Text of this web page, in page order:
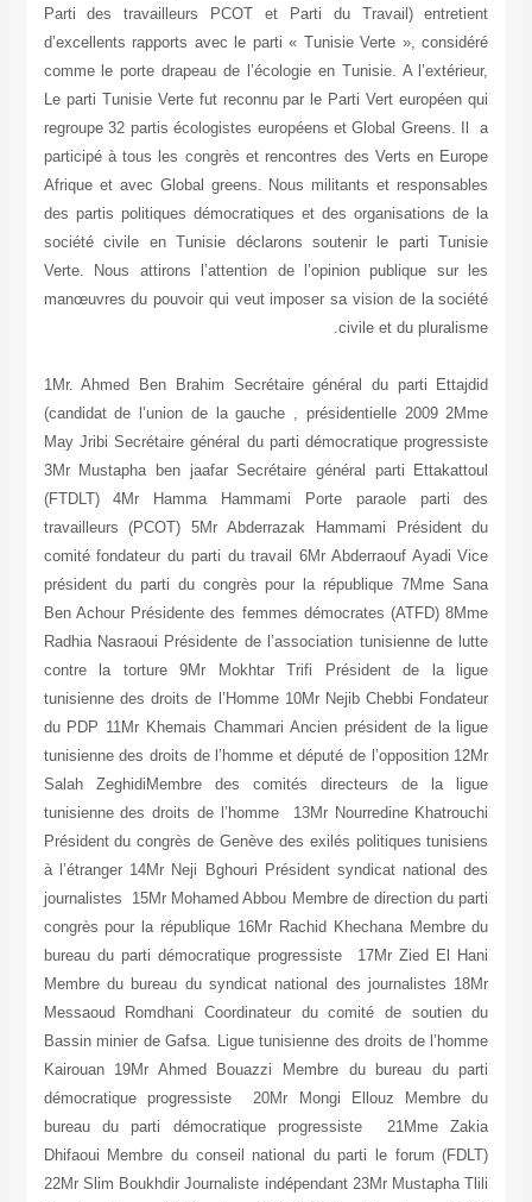
Parti des travailleurs PCOT et Parti du
d’excellents rapports avec le parti « Tunisie
comme le porte drapeau de l’écologie en
Le parti Tunisie Verte fut reconnu par le Parti
regroupe 32 partis écologistes européens et
participé à tous les congrès et rencontres
Afrique et avec Global greens. Nous
des partis politiques démocratiques et des
société civile en Tunisie déclarons
Verte. Nous attirons l’attention de
manœuvres du pouvoir qui veut imposer sa
1Mr. Ahmed Ben Brahim Secrétaire
(candidat de l’union de la gauche ,
May Jribi Secrétaire général du parti
3Mr Mustapha ben jaafar Secrétaire
(FTDLT) 4Mr Hamma Hammami Porte
travailleurs (PCOT) 5Mr Abderrazak
comité fondateur du parti du travail 6Mr
président du parti du congrès pour la
Ben Achour Présidente des femmes
Radhia Nasraoui Présidente de l’association
contre la torture 9Mr Mokhtar Trifi
tunisienne des droits de l’Homme 10Mr Nejib
du PDP 11Mr Khemais Chammari Ancien
tunisienne des droits de l’homme et député de
Salah ZeghidiMembre des comités
tunisienne des droits de l’homme 13Mr
Président du congrès de Genève des exilés
à l’étranger 14Mr Neji Bghouri Président
journalistes 15Mr Mohamed Abbou Membre
congrès pour la république 16Mr Rachid
bureau du parti démocratique progressiste
Membre du bureau du syndicat national des
Messaoud Romdhani Coordinateur du
Bassin minier de Gafsa. Ligue tunisienne des
Kairouan 19Mr Ahmed Bouazzi Membre
démocratique progressiste 20Mr Mongi
bureau du parti démocratique
Dhifaoui Membre du conseil national du
22Mr Slim Boukhdir Journaliste indépendant